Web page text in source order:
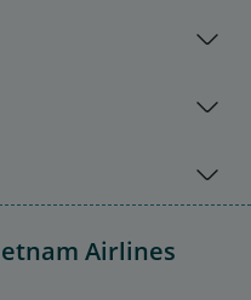
Airlines